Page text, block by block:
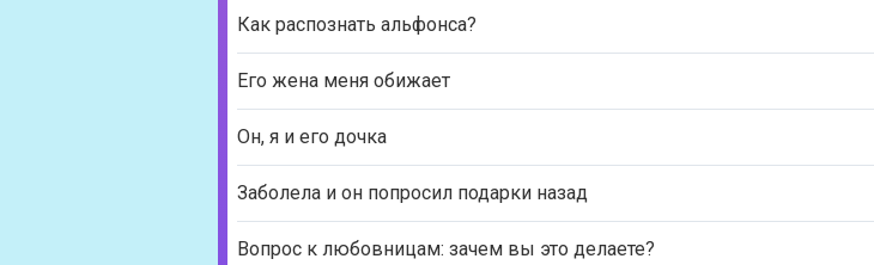
Как распознать альфонса?
Его жена меня обижает
Он, я и его дочка
Заболела и он попросил подарки назад
Вопрос к любовницам: зачем вы это делаете?